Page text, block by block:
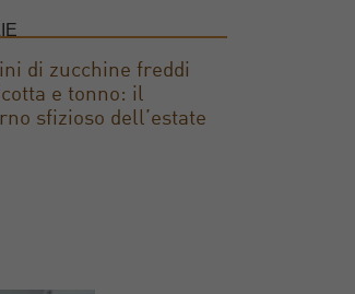
di zucchine freddi
e tonno: il
sfizioso dell’estate